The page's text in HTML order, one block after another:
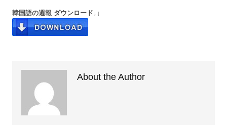
韓国語の週報 ダウンロード↓↓
About the Author